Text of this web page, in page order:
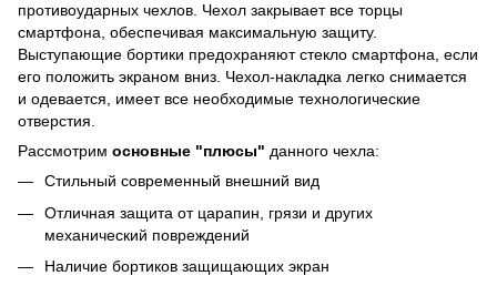
противоударных чехлов. Чехол закрывает все торцы
смартфона, обеспечивая максимальную защиту.
Выступающие бортики предохраняют стекло смартфона, если
его положить экраном вниз. Чехол-накладка легко снимается
и одевается, имеет все необходимые технологические
отверстия.
Рассмотрим основные "плюсы" данного чехла:
Стильный современный внешний вид
Отличная защита от царапин, грязи и других
механический повреждений
Наличие бортиков защищающих экран